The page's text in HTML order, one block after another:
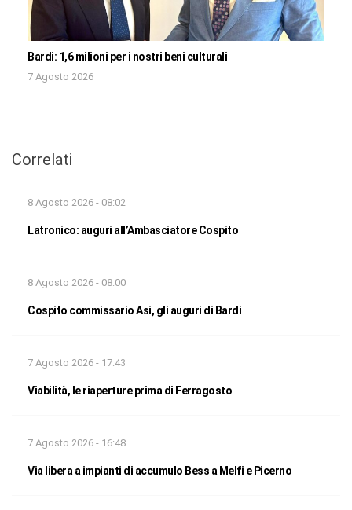
Bardi: 1,6 milioni per i nostri beni culturali
7 Agosto 2026
Correlati
8 Agosto 2026 - 08:02
Latronico: auguri all’Ambasciatore Cospito
8 Agosto 2026 - 08:00
Cospito commissario Asi, gli auguri di Bardi
7 Agosto 2026 - 17:43
Viabilità, le riaperture prima di Ferragosto
7 Agosto 2026 - 16:48
Via libera a impianti di accumulo Bess a Melfi e Picerno